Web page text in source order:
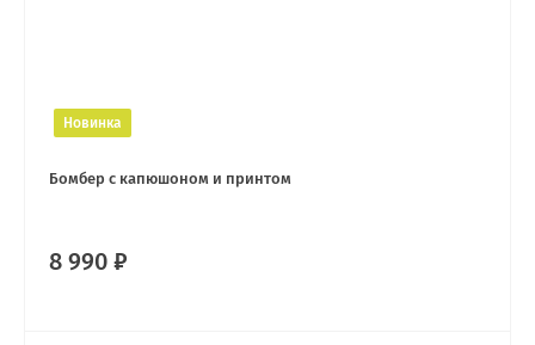
Новинка
Бомбер с капюшоном и принтом
8 990 ₽